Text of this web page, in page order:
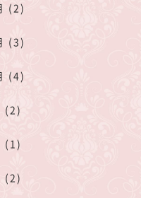
(2)
(3)
(4)
(2)
(1)
(2)